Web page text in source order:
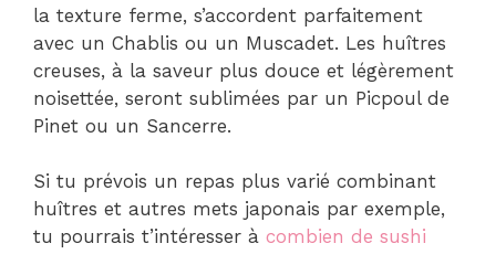
la texture ferme, s’accordent parfaitement
avec un Chablis ou un Muscadet. Les huîtres
creuses, à la saveur plus douce et légèrement
noisettée, seront sublimées par un Picpoul de
Pinet ou un Sancerre.
Si tu prévois un repas plus varié combinant
huîtres et autres mets japonais par exemple,
tu pourrais t’intéresser à combien de sushi